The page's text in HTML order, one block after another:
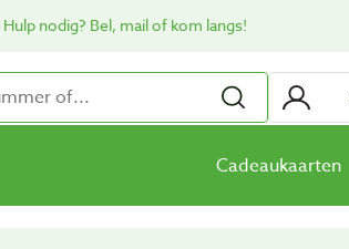
Hulp nodig? Bel, mail of kom langs!
Cadeaukaarten